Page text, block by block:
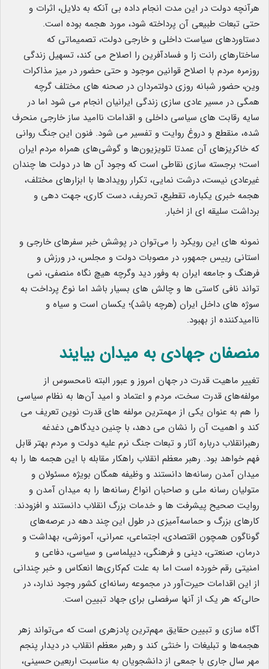
هرآنچه دولت در این مدت انجام داده بی آنکه به دلایل، اثرات و
حتی تبعات طبیعی آن پرداخته شود، مورد هجمه بوده است.
دستاوردهای سیاست داخلی و خارجی دولت، تصمیماتی که
ساختارهای رانت زا و فسادآفرین را اصلاح می کند، تسهیل زندگی
روزمره مردم با اصلاح قوانین موجود و حتی حضور در میز مذاکرات
وین، حضور شبانه روزی دولتمردان در صحنه های مختلف گرچه
همگی در مسیر عادی سازی زندگی ایرانیان انجام می شود اما در
سایه رقابت های سیاسی داخلی و اقدامات ناامید ساز خارجی منحرف
شده، منقطع و دروغ روایت و تفسیر می شود. فنون این جنگ روانی
که خاکریزهای آن عمدتا تلویزیون‌ها و گوشی‌های همراه مردم ایران
است؛ برجسته سازی نقاطی است که وجود آن ها در دولت ها چندان
غیرعادی نیست، درشت نمایی، تکرار رویدادها با ابزارهای مختلف،
هجمه خبری یکباره، تقطیع، تحریف، دست کاری، جهت دهی و
برداشت سلیقه ای از اخبار.
نمونه های این رویکرد را می‌توان در پوشش خبر سفرهای خارجی و
استانی رییس جمهور، در مصوبات دولت و مجلس، در ورزش و
فرهنگ و جامعه ایران به وفور دید وگرچه هیچ نگاه منصفی، نمی
تواند نافی کاستی ها و چالش های بسیار باشد اما نوع پرداخت به
سوژه های داخل ایران (هرچه باشد)؛ یکسان است و سیاه و
ناامیدکننده از بهبود.
منصفان جهادی به میدان بیایند
تغییر ماهیت قدرت در جهان امروز و عبور البته نامحسوس از
مولفه‌های قدرت سخت، مردم و اعتماد و امید آن‌ها به نظام سیاسی
را هم به عنوان یکی از مهمترین مولفه های قدرت نوین تعریف می
کند و اهمیت آن را نشان می دهد، با چنین دیدگاهی دغدغه
رهبرانقلاب درباره آثار و تبعات جنگ نرم علیه دولت و مردم بهتر قابل
فهم خواهد بود. رهبر معظم انقلاب راهکار مقابله با این هجمه ها را به
میدان آمدن رسانه‌ها دانستند و وظیفه همگان بویژه مسئولان و
متولیان رسانه ملی و صاحبان انواع رسانه‌ها را به میدان آمدن و
روایت صحیح پیشرفت ها و خدمات بزرگ انقلاب دانستند و افزودند:
کارهای بزرگ و حماسه‌آمیزی در طول این چند دهه در عرصه‌های
گوناگون همچون اقتصادی، اجتماعی، عمرانی، آموزشی، بهداشت و
درمان، صنعتی، دینی و فرهنگی، دیپلماسی و سیاسی، دفاعی و
امنیتی رقم خورده است اما به علت کم‌کاری‌ها انعکاس و خبر چندانی
از این اقدامات حیرت‌آور در مجموعه رسانه‌ای کشور وجود ندارد، در
حالی‌که هر یک از آنها سرفصلی برای جهاد تبیین است.
آگاه سازی و تبیین حقایق مهم‌ترین پادزهری است که می‌تواند زهر
هجمه‌ها و تبلیغات را خنثی کند و رهبر معظم انقلاب در دیدار پنجم
مهر سال جاری با جمعی از دانشجویان به مناسبت اربعین حسینی،